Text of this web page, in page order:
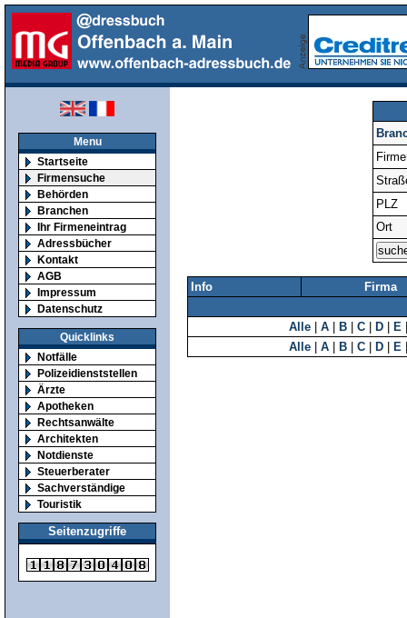
Menu
Startseite
Firmensuche
Behörden
Branchen
Ihr Firmeneintrag
Adressbücher
Kontakt
AGB
Impressum
Datenschutz
Quicklinks
Notfälle
Polizeidienststellen
Ärzte
Apotheken
Rechtsanwälte
Architekten
Notdienste
Steuerberater
Sachverständige
Touristik
Seitenzugriffe
PLZ
Ort
Info Firma
Alle A B C D E
Alle
A B C D E